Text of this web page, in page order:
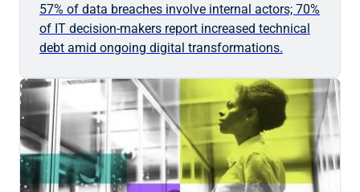
57% of data breaches involve internal actors; 70%
of IT decision-makers report increased technical
debt amid ongoing digital transformations.